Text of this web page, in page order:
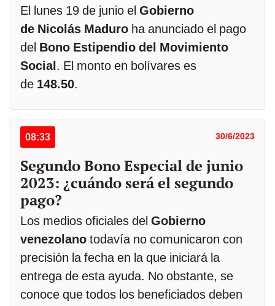
El lunes 19 de junio el Gobierno
de Nicolás Maduro ha anunciado el pago
del Bono Estipendio del Movimiento
Social. El monto en bolívares es
de 148.50.
08:33 30/6/2023
Segundo Bono Especial de junio
2023: ¿cuándo será el segundo
pago?
Los medios oficiales del Gobierno
venezolano todavía no comunicaron con
precisión la fecha en la que iniciará la
entrega de esta ayuda. No obstante, se
conoce que todos los beneficiados deben